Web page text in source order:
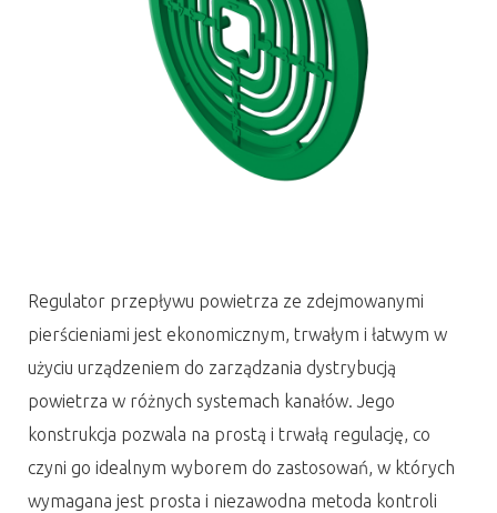
Regulator przepływu powietrza ze zdejmowanymi
pierścieniami jest ekonomicznym, trwałym i łatwym w
użyciu urządzeniem do zarządzania dystrybucją
powietrza w różnych systemach kanałów. Jego
konstrukcja pozwala na prostą i trwałą regulację, co
czyni go idealnym wyborem do zastosowań, w których
wymagana jest prosta i niezawodna metoda kontroli